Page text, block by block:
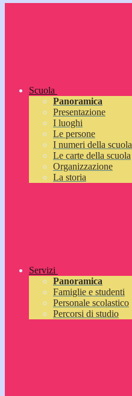
Scuola
Panoramica
Presentazione
I luoghi
Le persone
I numeri della scuola
Le carte della scuola
Organizzazione
La storia
Servizi
Panoramica
Famiglie e studenti
Personale scolastico
Percorsi di studio